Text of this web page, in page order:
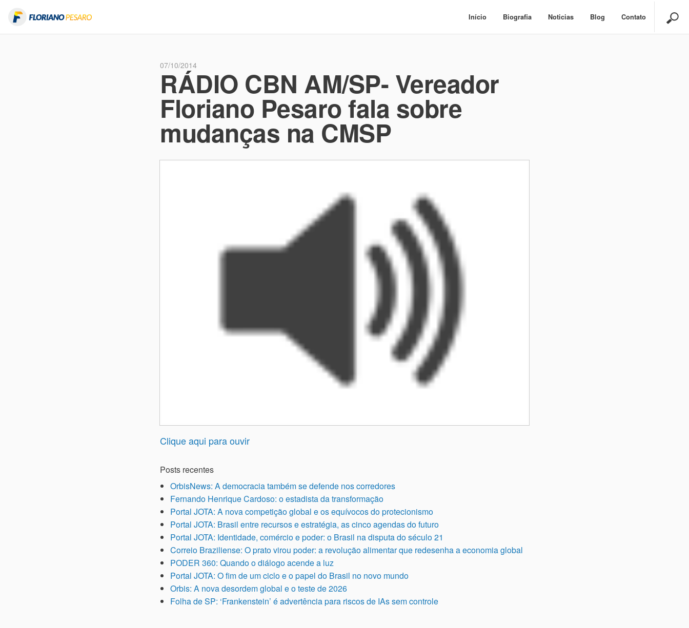
Início Biografia Noticias Blog Contato
07/10/2014
RÁDIO CBN AM/SP- Vereador
Floriano Pesaro fala sobre
mudanças na CMSP
Clique aqui para ouvir
Posts recentes
OrbisNews: A democracia também se defende nos corredores
Fernando Henrique Cardoso: o estadista da transformação
Portal JOTA: A nova competição global e os equívocos do protecionismo
Portal JOTA: Brasil entre recursos e estratégia, as cinco agendas do futuro
Portal JOTA: Identidade, comércio e poder: o Brasil na disputa do século 21
Correio Braziliense: O prato virou poder: a revolução alimentar que redesenha a economia global
PODER 360: Quando o diálogo acende a luz
Portal JOTA: O fim de um ciclo e o papel do Brasil no novo mundo
Orbis: A nova desordem global e o teste de 2026
Folha de SP: ‘Frankenstein’ é advertência para riscos de IAs sem controle